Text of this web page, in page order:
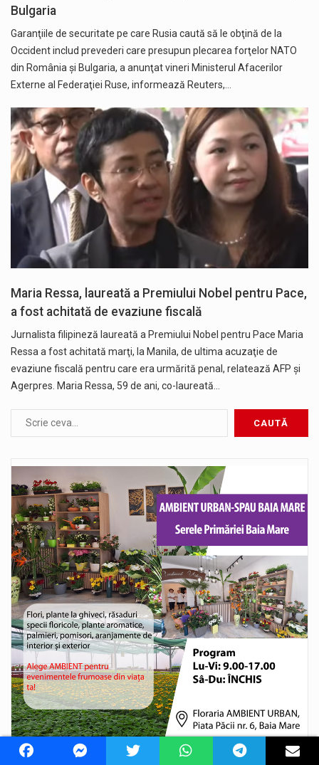
Bulgaria
Garanţiile de securitate pe care Rusia caută să le obţină de la
Occident includ prevederi care presupun plecarea forţelor NATO
din România şi Bulgaria, a anunţat vineri Ministerul Afacerilor
Externe al Federaţiei Ruse, informează Reuters,…
Maria Ressa, laureată a Premiului Nobel pentru Pace,
a fost achitată de evaziune fiscală
Jurnalista filipineză laureată a Premiului Nobel pentru Pace Maria
Ressa a fost achitată marţi, la Manila, de ultima acuzaţie de
evaziune fiscală pentru care era urmărită penal, relatează AFP și
Agerpres. Maria Ressa, 59 de ani, co-laureată…